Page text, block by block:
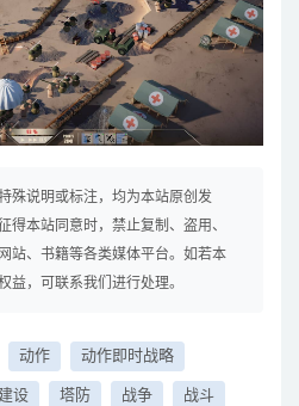
殊说明或标注，均为本站原创发
得本站同意时，禁止复制、盗用、
站、书籍等各类媒体平台。如若本
益，可联系我们进行处理。
动作 动作即时战略
设 塔防 战争 战斗